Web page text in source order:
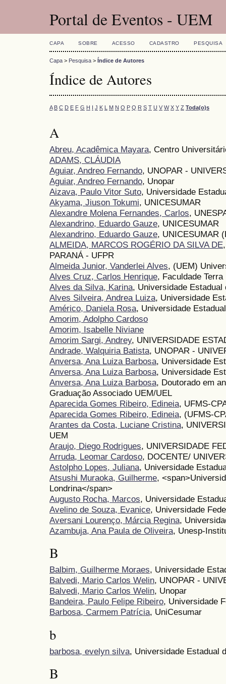
Portal de Eventos - UEM
CAPA SOBRE ACESSO CADASTRO PESQUISA
Capa > Pesquisa > Índice de Autores
Índice de Autores
A B C D E F G H I J K L M N O P Q R S T U V W X Y Z Toda(o)s
A
Abreu, Acadêmica Mayara, Centro
ADAMS, CLÁUDIA
Aguiar, Andreo Fernando, UNOPAR -
Aguiar, Andreo Fernando, Unopar
Aizava, Paulo Vitor Suto, Universidade
Akyama, Jiuson Tokumi, UNICESUMAR
Alexandre Molena Fernandes, Carlos,
Alexandrino, Eduardo Gauze, UNICESUMAR
Alexandrino, Eduardo Gauze, UNICESUMAR
ALMEIDA, MARCOS ROGÉRIO DA SILVA DE
PARANÁ - UFPR
Almeida Junior, Vanderlei Alves, (UEM)
Alves Cruz, Carlos Henrique, Faculdade
Alves da Silva, Karina, Universidade Estadual
Alves Silveira, Andrea Luiza, Universidade
Américo, Daniela Rosa, Universidade
Amorim, Adolpho Cardoso
Amorim, Isabelle Niviane
Amorim Sargi, Andrey, UNIVERSIDADE
Andrade, Walquiria Batista, UNOPAR -
Anversa, Ana Luiza Barbosa, Universidade
Anversa, Ana Luiza Barbosa, Universidade
Anversa, Ana Luiza Barbosa, Doutorado em
Graduação Associado UEM/UEL
Aparecida Gomes Ribeiro, Edineia, UFMS-
Aparecida Gomes Ribeiro, Edineia, (UFMS-
Arantes da Costa, Luciane Cristina,
UEM
Araujo, Diego Rodrigues, UNIVERSIDADE
Arruda, Leomar Cardoso, DOCENTE/
Astolpho Lopes, Juliana, Universidade
Atsushi Muraoka, Guilherme,
Londrina</span>
Augusto Rocha, Marcos, Universidade
Avelino de Souza, Evanice, Universidade
Aversani Lourenço, Márcia Regina,
Azambuja, Ana Paula de Oliveira, Unesp-
B
Balbim, Guilherme Moraes, Universidade
Balvedi, Mario Carlos Welin, UNOPAR -
Balvedi, Mario Carlos Welin, Unopar
Bandeira, Paulo Felipe Ribeiro, Universidade
Barbosa, Carmem Patrícia, UniCesumar
b
barbosa, evelyn silva, Universidade Estadual
B